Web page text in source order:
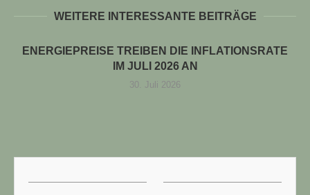
WEITERE INTERESSANTE BEITRÄGE
ENERGIEPREISE TREIBEN DIE INFLATIONSRATE
IM JULI 2026 AN
30. Juli 2026